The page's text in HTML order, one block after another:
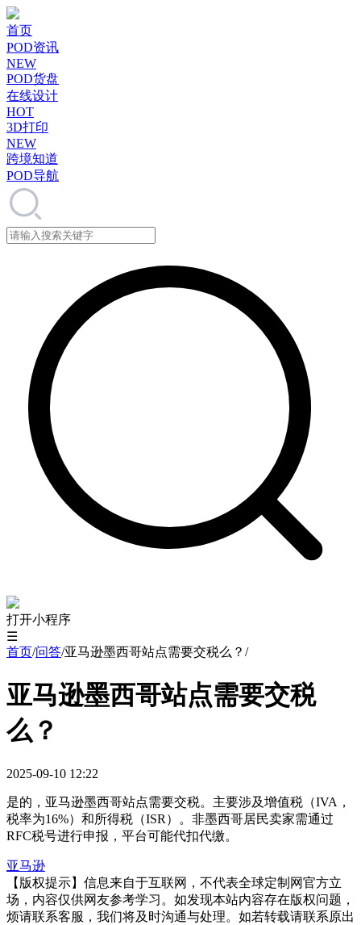
首页
POD资讯
NEW
POD货盘
在线设计
HOT
3D打印
NEW
跨境知道
POD导航
打开小程序
☰
首页/问答/亚马逊墨西哥站点需要交税么？ /
亚马逊墨西哥站点需要交税
么？
2025-09-10 12:22
是的，亚马逊墨西哥站点需要交税。主要涉及增值税（IVA，
税率为16%）和所得税（ISR）。非墨西哥居民卖家需通过
RFC税号进行申报，平台可能代扣代缴。
亚马逊
【版权提示】信息来自于互联网，不代表全球定制网官方立
场，内容仅供网友参考学习。如发现本站内容存在版权问题，
烦请联系客服，我们将及时沟通与处理。如若转载请联系原出